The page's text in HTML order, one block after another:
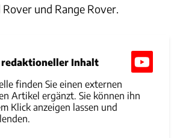
und Range Rover.
Inhalt
finden Sie einen externen
Artikel ergänzt. Sie können ihn
Klick anzeigen lassen und